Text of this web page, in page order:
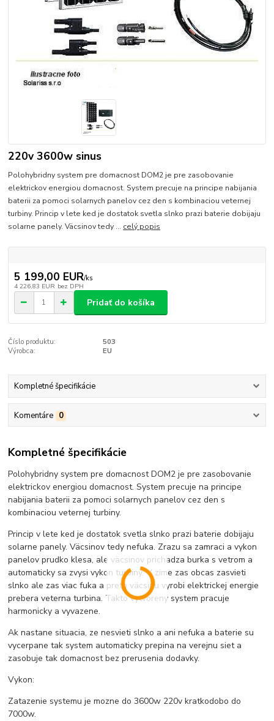
220v 3600w sinus
Polohybridny system pre domacnost DOM2 je pre zasobovanie
elektrickov energiou domacnost. System precuje na principe nabijania
baterii za pomoci solarnych panelov cez den s kombinaciou veternej
turbiny. Princip v lete ked je dostatok svetla slnko prazi baterie dobijaju
solarne panely. Väcsinov tedy ... celý popis
5 199,00 EUR/ks
4 226,83 EUR bez DPH
Pridať do košíka
Číslo produktu:
503
Výrobca:
EU
Kompletné špecifikácie
Komentáre 0
Kompletné špecifikácie
Polohybridny system pre domacnost DOM2 je pre zasobovanie
elektrickov energiou domacnost. System precuje na principe
nabijania baterii za pomoci solarnych panelov cez den s
kombinaciou veternej turbiny.
Princip v lete ked je dostatok svetla slnko prazi baterie dobijaju
solarne panely. Väcsinov tedy nefuka. Zrazu sa zamraci a vykon
panelov prudko klesa, ale väcsinov prichadza burka s vetrom a
automaticky sa zvysi vykon turbiny. V zime zas obcas zasvieti
slnko ale zas viac fuka a preto väcsinu vyrobi elektrickej energie
prebera veterna turbina. Takto vytvoreny system pracuje
harmonicky a vyvazene.
Ak nastane situacia, ze nesvieti slnko a ani nefuka a baterie su
vycerpane tak system automaticky prepina na verejnu siet a
zasobuje tak domacnost bez prerusenia dodavky.
Vykon:
Zatazenie systemu je mozne do 3600w 220v kratkodobo do
7000w.